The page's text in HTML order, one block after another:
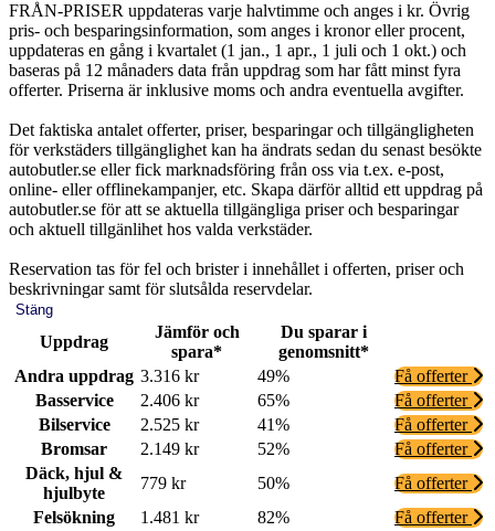
FRÅN-PRISER uppdateras varje halvtimme och anges i kr. Övrig
pris- och besparingsinformation, som anges i kronor eller procent,
uppdateras en gång i kvartalet (1 jan., 1 apr., 1 juli och 1 okt.) och
baseras på 12 månaders data från uppdrag som har fått minst fyra
offerter. Priserna är inklusive moms och andra eventuella avgifter.
Det faktiska antalet offerter, priser, besparingar och tillgängligheten
för verkstäders tillgänglighet kan ha ändrats sedan du senast besökte
autobutler.se eller fick marknadsföring från oss via t.ex. e-post,
online- eller offlinekampanjer, etc. Skapa därför alltid ett uppdrag på
autobutler.se för att se aktuella tillgängliga priser och besparingar
och aktuell tillgänlihet hos valda verkstäder.
Reservation tas för fel och brister i innehållet i offerten, priser och
beskrivningar samt för slutsålda reservdelar.
Stäng
Uppdrag
Jämför och
spara*
Du sparar i
genomsnitt*
Andra uppdrag 3.316 kr 49%
Få offerter
Basservice
2.406 kr 65%
Få offerter
Bilservice
2.525 kr 41%
Få offerter
Bromsar
2.149 kr 52%
Få offerter
Däck, hjul &
hjulbyte
779 kr 50%
Få offerter
Felsökning
1.481 kr 82%
Få offerter